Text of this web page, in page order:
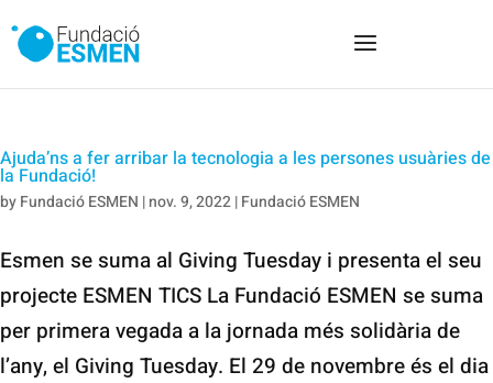
Ajuda’ns a fer arribar la tecnologia a les persones usuàries de
la Fundació!
byFundació ESMEN |nov. 9, 2022|Fundació ESMEN
Esmen se suma al Giving Tuesday i presenta el seu
projecte ESMEN TICS La Fundació ESMEN se suma
per primera vegada a la jornada més solidària de
l’any, el Giving Tuesday. El 29 de novembre és el dia